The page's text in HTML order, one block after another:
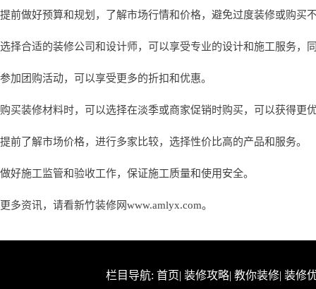
提前做好预算和规划，了解市场行情和价格，避免过度装修或购买
选择合适的装修公司和设计师，可以享受专业的设计和施工服务，
参加团购活动，可以享受更多的折扣和优惠。
购买装修材料时，可以选择在淡季或商家促销时购买，可以获得更
提前了解市场价格，进行多家比较，选择性价比高的产品和服务。
做好施工监管和验收工作，保证施工质量和使用安全。
更多资讯，请看新竹装修网www.amlyx.com。
栏目导航: 首页| 装修攻略| 教你装修| 装修